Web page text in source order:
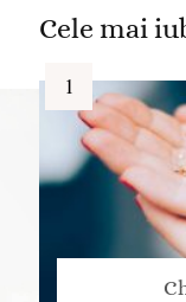
Cele mai